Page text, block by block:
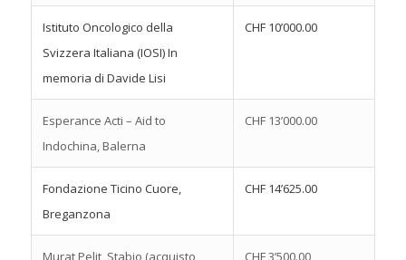
Istituto Oncologico della
Svizzera Italiana (IOSI) In
memoria di Davide Lisi
CHF 10’000.00
Esperance Acti – Aid to
Indochina, Balerna
CHF 13’000.00
Fondazione Ticino Cuore,
Breganzona
CHF 14’625.00
Murat Pelit, Stabio (acquisto
CHF 3’500.00